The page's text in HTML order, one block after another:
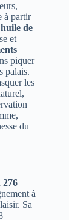
à partir
huile de
et
piquer
palais.
les
du
276
à
Sa